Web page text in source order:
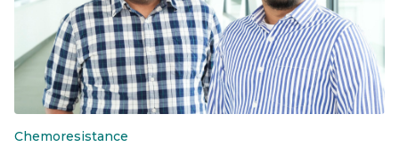
Chemoresistance